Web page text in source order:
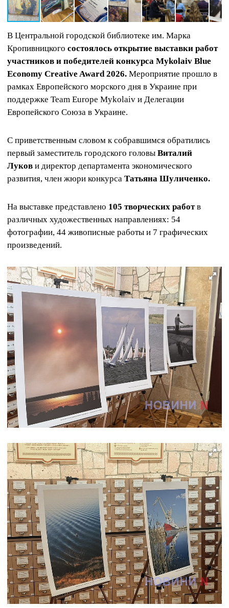
В Центральной городской библиотеке им. Марка
Кропивницкого состоялось открытие выставки работ
участников и победителей конкурса Mykolaiv Blue
Economy Creative Award 2026. Мероприятие прошло в
рамках Европейского морского дня в Украине при
поддержке Team Europe Mykolaiv и Делегации
Европейского Союза в Украине.
С приветственным словом к собравшимся обратились
первый заместитель городского головы Виталий
Луков и директор департамента экономического
развития, член жюри конкурса Татьяна Шуличенко.
На выставке представлено 105 творческих работв
различных художественных направлениях: 54
фотографии, 44 живописные работы и 7 графических
произведений.